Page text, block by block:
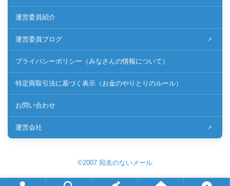
運営委員紹介
運営委員ブログ
プライバシーポリシー（みなさんの情報について）
特定商取引法に基づく表示（お金のやりとりのルール）
お問い合わせ
運営会社
©2007 宛名のないメール